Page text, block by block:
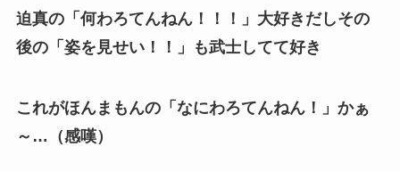
迫真の「何わろてんねん！！！」大好きだしその
後の「姿を見せい！！」も武士してて好き
これがほんまもんの「なにわろてんねん！」かぁ
～…（感嘆）